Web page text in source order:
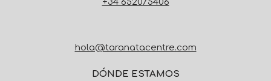
+34 652075406
hola@taranatacentre.com
DÓNDE ESTAMOS